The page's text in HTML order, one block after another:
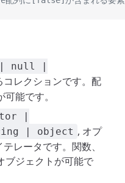
| null |
コレクションです。配
能です。
|
| object , オプ
レータです。関数、
ブジェクトが可能で